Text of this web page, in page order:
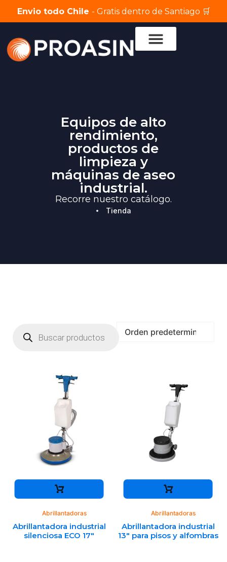
Envio todo Chile - Gratis dentro de Santiago 🛒
Equipos de alto
rendimiento,
productos de
limpieza y
máquinas de aseo
industrial.
Recorre nuestro catálogo.
Tienda
Abrillantadoras
Abrillantadora industrial
silenciosa ECO 17″
Abrillantadoras
Abrillantadora industrial
13″ para pisos y alfombras